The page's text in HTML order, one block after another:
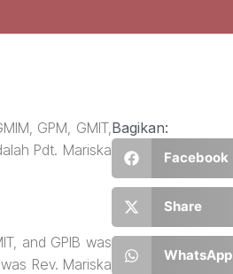
GPM, GMIT,
Pdt. Mariska
and GPIB was
Rev. Mariska
Bagikan:
Facebook
Share
WhatsApp